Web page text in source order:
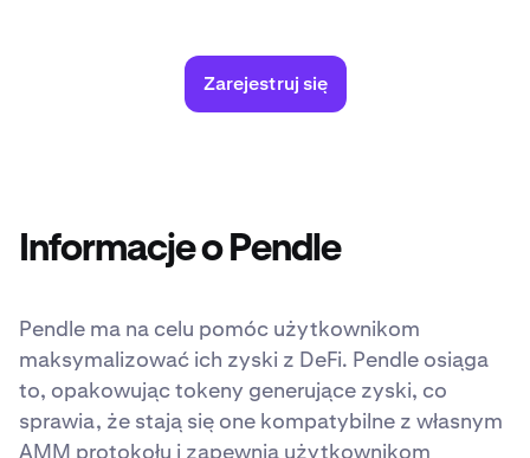
Zarejestruj się
Informacje o Pendle
Pendle ma na celu pomóc użytkownikom
maksymalizować ich zyski z DeFi. Pendle osiąga
to, opakowując tokeny generujące zyski, co
sprawia, że stają się one kompatybilne z własnym
AMM protokołu i zapewnia użytkownikom